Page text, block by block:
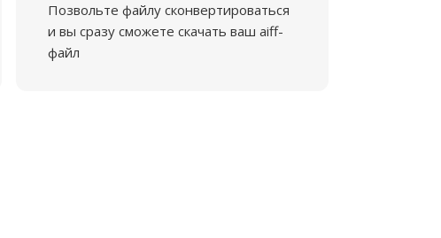
Позвольте файлу сконвертироваться
и вы сразу сможете скачать ваш aiff-
файл